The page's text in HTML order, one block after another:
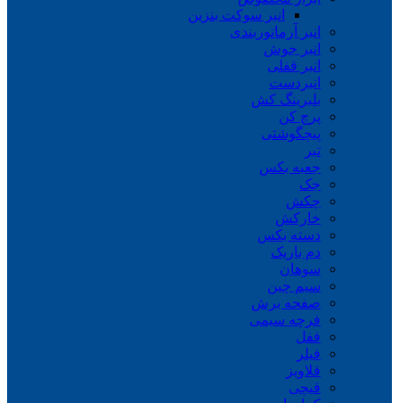
انبر سوکت بنزین
انبر آرماتوربندی
انبر جوش
انبر قفلی
انبردست
بلبرینگ کش
پرچ کن
پیچگوشتی
تبر
جعبه بکس
جک
چکش
خارکش
دسته بکس
دم باریک
سوهان
سیم چین
صفحه برش
فرچه سیمی
ففل
فیلر
قلاویز
قیچی